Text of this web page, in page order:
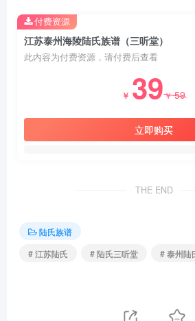
江苏泰州海陵陆氏族谱（三听堂）
此内容为付费资源，请付费后查看
￥ 39￥59
立即购买
付费资源
THE END
陆氏族谱
# 江苏陆氏
# 陆氏三听堂 # 泰州陆